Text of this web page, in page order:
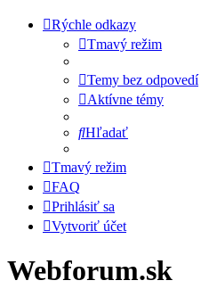
Rýchle odkazy
Tmavý režim
Temy bez odpovedí
Aktívne témy
Hľadať
Tmavý režim
FAQ
Prihlásiť sa
Vytvoriť účet
Webforum.sk